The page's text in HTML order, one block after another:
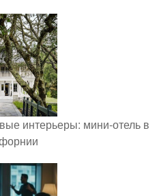
интерьеры: мини-отель в